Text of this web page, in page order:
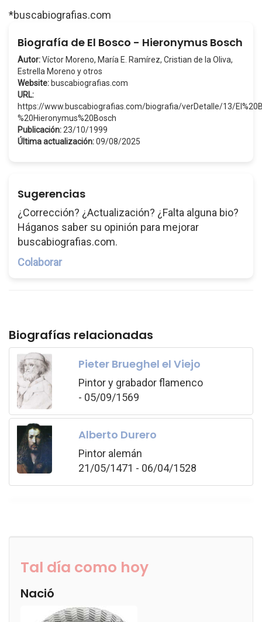
*buscabiografias.com
Biografía de El Bosco - Hieronymus Bosch
Autor:Víctor Moreno, María E. Ramírez, Cristian de la Oliva,
Estrella Moreno y otros
Website: buscabiografias.com
URL:
https://www.buscabiografias.com/biografia/verDetalle/13/
%20Hieronymus%20Bosch
Publicación: 23/10/1999
Última actualización:09/08/2025
Sugerencias
¿Corrección? ¿Actualización? ¿Falta alguna bio?
Háganos saber su opinión para mejorar
buscabiografias.com.
Colaborar
Biografías relacionadas
Pieter Brueghel el Viejo
Pintor y grabador flamenco
- 05/09/1569
Alberto Durero
Pintor alemán
21/05/1471 - 06/04/1528
Tal día como hoy
Nació